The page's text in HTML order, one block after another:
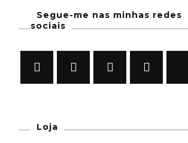
Segue-me nas minhas redes
sociais
Loja